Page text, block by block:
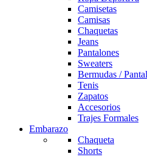
Camisetas
Camisas
Chaquetas
Jeans
Pantalones
Sweaters
Bermudas /
Tenis
Zapatos
Accesorios
Trajes Formales
Embarazo
Chaqueta
Shorts